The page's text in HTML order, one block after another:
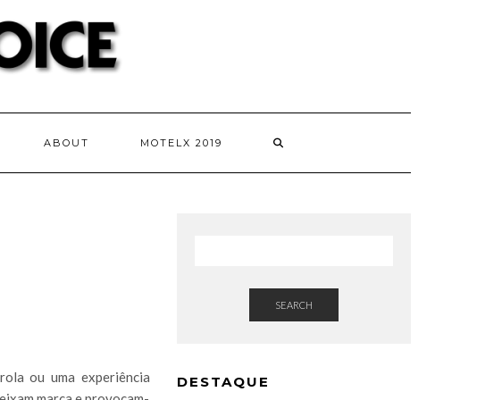
ABOUT MOTELX 2019
ou uma experiência
SEARCH
DESTAQUE